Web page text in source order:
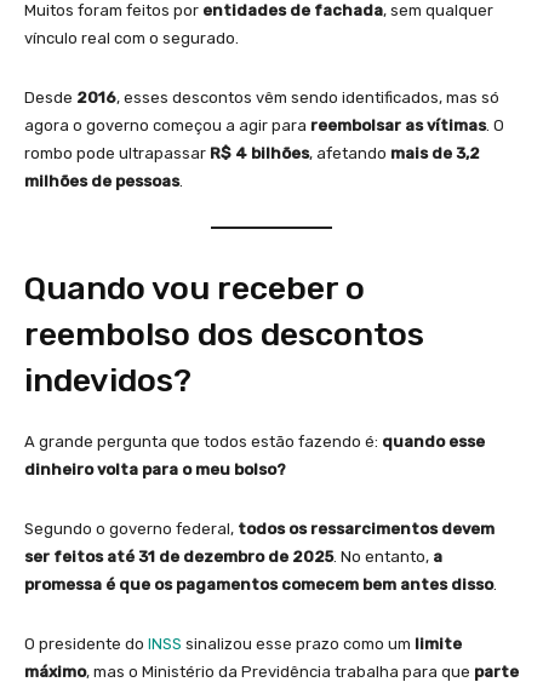
Muitos foram feitos por entidades de fachada, sem qualquer
vínculo real com o segurado.
Desde 2016, esses descontos vêm sendo identificados, mas só
agora o governo começou a agir para reembolsar as vítimas. O
rombo pode ultrapassar R$ 4 bilhões, afetando mais de 3,2
milhões de pessoas.
Quando vou receber o
reembolso dos descontos
indevidos?
A grande pergunta que todos estão fazendo é: quando esse
dinheiro volta para o meu bolso?
Segundo o governo federal, todos os ressarcimentos devem
ser feitos até 31 de dezembro de 2025. No entanto, a
promessa é que os pagamentos comecem bem antes disso.
O presidente do INSS sinalizou esse prazo como um limite
máximo, mas o Ministério da Previdência trabalha para que parte